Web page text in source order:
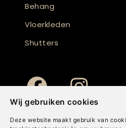
Wij gebruiken cookies
Deze website maakt gebruik van
Behang
Vloerkleden
Shutters